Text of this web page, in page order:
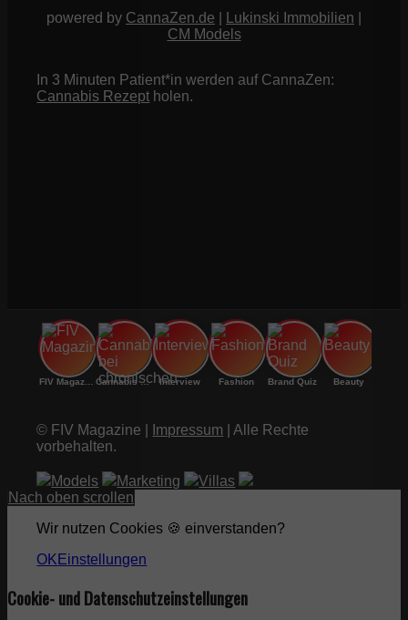
Menü Menü
powered by CannaZen.de Lukinski Immobilien
CM Models
In 3 Minuten Patient*in werden auf CannaZen:
Cannabis Rezept holen.
Cannabis bei chronischen Interview Fashion Brand Quiz Beauty
© FIV Magazine | Impressum | Alle Rechte
vorbehalten.
Models Marketing
Villas
Nach oben scrollen
Wir nutzen Cookies 🍪 einverstanden?
OK Einstellungen
Cookie- und Datenschutzeinstellungen